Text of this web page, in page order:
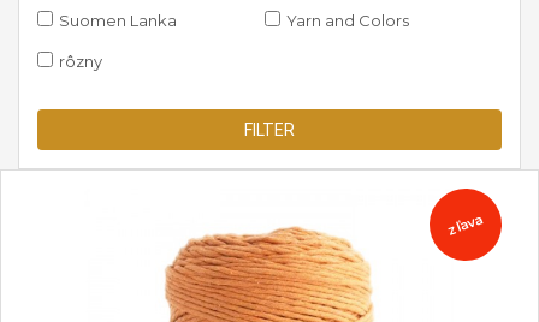
Suomen Lanka Yarn and Colors
rôzny
FILTER
zľava